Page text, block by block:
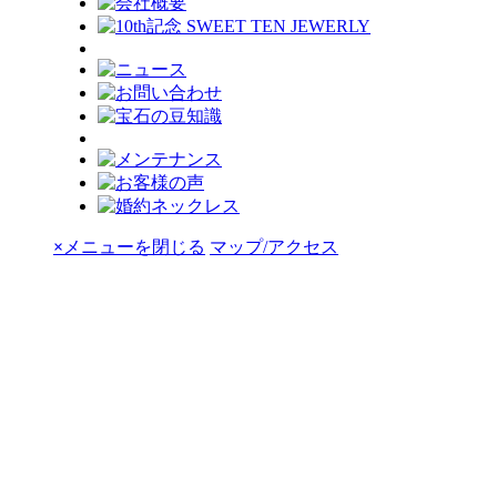
× メニューを閉じる マップ/アクセス